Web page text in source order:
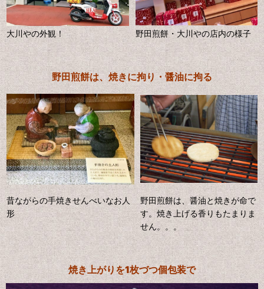
大川やの外観！ 野田煎餅・大川やの店内の様子
野田煎餅は、焼きに拘り・醤油に拘る
昔ながらの手焼きせんべいなお人
形
野田煎餅は、醤油と焼きが命で
す。焼き上げる香りもたまりま
せん。。。
焼き上がりを1枚づつ個包装で